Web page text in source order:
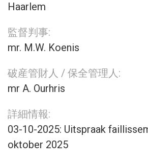
Haarlem
監督判事:
mr. M.W. Koenis
破産管財人 / 保全管理人:
mr A. Ourhris
詳細情報:
03-10-2025: Uitspraak
oktober 2025